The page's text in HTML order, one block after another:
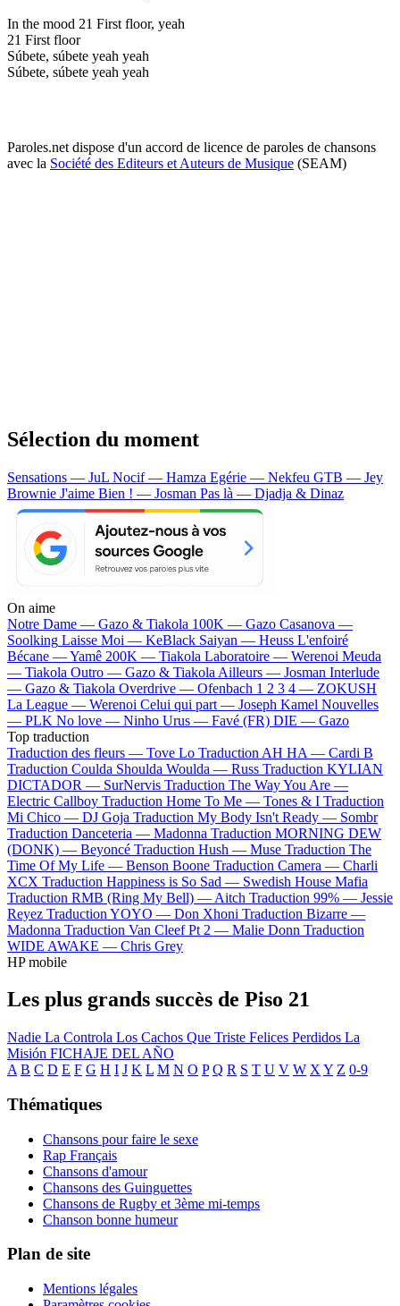
In the mood 21 First floor, yeah
21 First floor
Súbete, súbete yeah yeah
Súbete, súbete yeah yeah
Paroles.net dispose d'un accord de licence de paroles de chansons
avec la Société des Editeurs et Auteurs de Musique (SEAM)
Sélection du moment
Sensations — JuL Nocif — Hamza Egérie — Nekfeu GTB — Jey
Brownie J'aime Bien ! — Josman Pas là — Djadja & Dinaz
On aime
Notre Dame — Gazo & Tiakola 100K — Gazo Casanova —
Soolking Laisse Moi — KeBlack Saiyan — Heuss L'enfoiré
Bécane —Yamê 200K — Tiakola Laboratoire — Werenoi Meuda
— Tiakola Outro — Gazo & Tiakola Ailleurs — Josman Interlude
— Gazo & Tiakola Overdrive — Ofenbach 1 2 3 4 — ZOKUSH
La League — Werenoi Celui qui part — Joseph Kamel Nouvelles
— PLK No love — Ninho Urus — Favé (FR) DIE — Gazo
Top traduction
Traduction des fleurs — Tove Lo Traduction AH HA — Cardi B
Traduction Coulda Shoulda Woulda — Russ Traduction KYLIAN
DICTADOR — SurNervis Traduction The Way You Are —
Electric Callboy Traduction Home To Me — Tones & I Traduction
Mi Chico — DJ Goja Traduction My Body Isn't Ready — Sombr
Traduction Danceteria — Madonna Traduction MORNING DEW
(DONK) — Beyoncé Traduction Hush — Muse Traduction The
Time Of My Life — Benson Boone Traduction Camera — Charli
XCX Traduction Happiness is So Sad — Swedish House Mafia
Traduction RMB (Ring My Bell) — Aitch Traduction 99% — Jessie
Reyez Traduction YOYO — Don Xhoni Traduction Bizarre —
Madonna Traduction Van Cleef Pt 2 — Malie Donn Traduction
WIDE AWAKE — Chris Grey
HP mobile
Les plus grands succès de Piso 21
Nadie La Controla Los Cachos Que Triste Felices Perdidos La
Misión FICHAJE DEL AÑO
A B C D E F G H I J K L M N O P Q R S T U V W X Y Z 0-9
Thématiques
Chansons pour faire le sexe
Rap Français
Chansons d'amour
Chansons des Guinguettes
Chansons de Rugby et 3ème mi-temps
Chanson bonne humeur
Plan de site
Mentions légales